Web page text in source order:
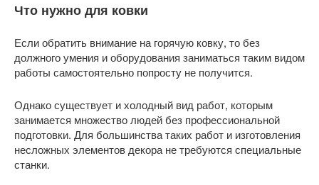
Что нужно для ковки
Если обратить внимание на горячую ковку, то без
должного умения и оборудования заниматься таким видом
работы самостоятельно попросту не получится.
Однако существует и холодный вид работ, которым
занимается множество людей без профессиональной
подготовки. Для большинства таких работ и изготовления
несложных элементов декора не требуются специальные
станки.